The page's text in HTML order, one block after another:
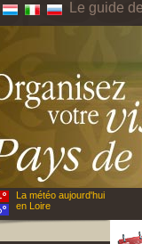
Le guide
La météo aujourd'hui
en Loire